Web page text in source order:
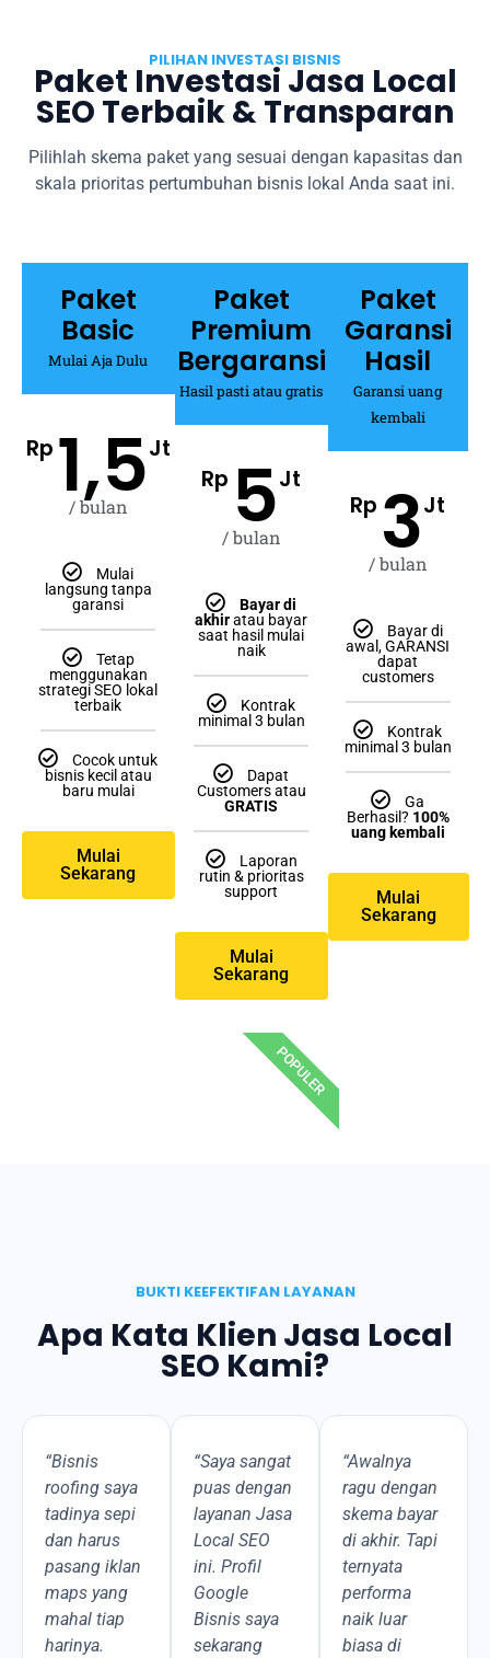
PILIHAN INVESTASI BISNIS
Paket Investasi Jasa Local
SEO Terbaik & Transparan
Pilihlah skema paket yang sesuai dengan kapasitas dan
skala prioritas pertumbuhan bisnis lokal Anda saat ini.
Paket
Basic
Mulai Aja Dulu
Rp 1,5Jt
/ bulan
Mulai
langsung tanpa
garansi
Tetap
menggunakan
strategi SEO lokal
terbaik
Cocok untuk
bisnis kecil atau
baru mulai
Mulai
Sekarang
Paket
Premium
Bergaransi
Hasil pasti atau gratis
Rp 5Jt
/ bulan
Bayar di
akhiratau bayar
saat hasil mulai
naik
Kontrak
minimal 3 bulan
Dapat
Customers atau
GRATIS
Laporan
rutin & prioritas
support
Mulai
Sekarang
POPULER
Paket
Garansi
Hasil
Garansi uang
kembali
Rp 3Jt
/ bulan
Bayar di
awal, GARANSI
dapat
customers
Kontrak
minimal 3 bulan
Ga
Berhasil? 100%
uang kembali
Mulai
Sekarang
BUKTI KEEFEKTIFAN LAYANAN
Apa Kata Klien Jasa Local
SEO Kami?
“Bisnis
roofing saya
tadinya sepi
dan harus
pasang iklan
maps yang
mahal tiap
harinya.
“Saya sangat
puas dengan
layanan Jasa
Local SEO
ini. Profil
Google
Bisnis saya
sekarang
“Awalnya
ragu dengan
skema bayar
di akhir. Tapi
ternyata
performa
naik luar
biasa di